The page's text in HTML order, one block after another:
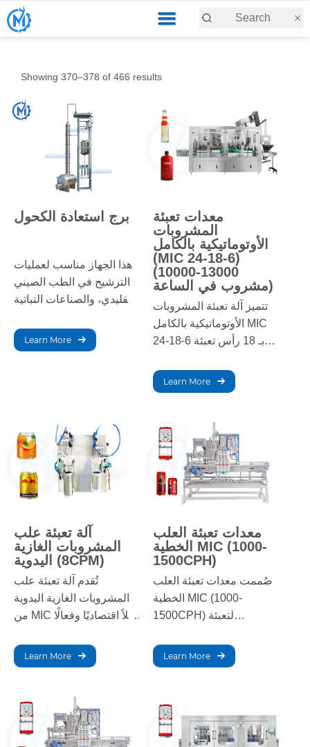
Showing 370–378 of 466 results
برج استعادة الكحول
هذا الجهاز مناسب لعمليات
الترشيح في الطب الصيني
التقليدي، والصناعات النباتية
والكيميائية وغيرها. بالإضافة
إلى اللبان والراتنج والصبار
المذيبات بالتساوي عبر
المواد الطبية، ويجب عدم
استخدامه في الترشيح،
حيث يمكن استخلاص مواد
Learn More
معدات تعبئة
المشروبات
الأوتوماتيكية بالكامل
(MIC 24-18-6)
(10000-13000
مشروب في الساعة)
تتميز آلة تعبئة المشروبات
الأوتوماتيكية بالكامل MIC
24-18-6 بـ 18 رأس تعبئة
عالي السرعة. تعزز هذه
الآلة الفعّالة الإنتاجية
النظافة، مما يجعلها مثالية
لمصنعي المشروبات على
نطاق واسع.
Learn More
آلة تعبئة علب
المشروبات الغازية
اليدوية (8CPM)
تُقدم آلة تعبئة علب
المشروبات الغازية اليدوية
من MIC حلاً اقتصاديًا وفعالًا
سهولة التشغيل والتعبئة
الدقيقة، تضمن جودة ثابتة
Learn More
معدات تعبئة العلب
الخطية MIC (1000-
1500CPH)
صُممت معدات تعبئة العلب
الخطية MIC (1000-
1500CPH) لتعبئة
ودقة عالية. تضمن هذه
المعدات مستويات تعبئة
مثالية لخطوط الإنتاج
متوسطة الحجم التي تتطلب
أداءً موثوقًا وصيانة منخفضة.
Learn More